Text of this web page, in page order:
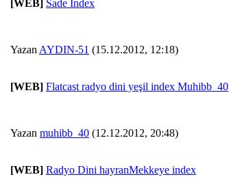
[WEB] Sade Index
Yazan AYDIN-51 (15.12.2012, 12:18)
[WEB] Flatcast radyo dini yeşil index Muhibb_40
Yazan muhibb_40 (12.12.2012, 20:48)
[WEB] Radyo Dini hayranMekkeye index